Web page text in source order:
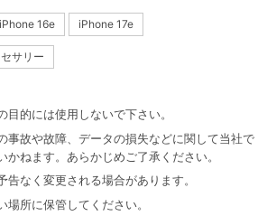
iPhone 16e iPhone 17e
サリー
目的には使用しないで下さい。
事故や故障、データの損失などに関して当社で
かねます。あらかじめご了承ください。
告なく変更される場合があります。
場所に保管してください。